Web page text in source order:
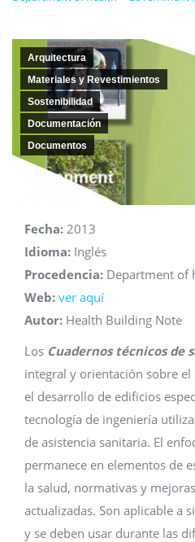
Arquitectura
Materiales y Revestimientos
Sostenibilidad
Documentación
Documentos
Fecha: 2013
Idioma: Inglés
Procedencia: Department of
Web: ver aquí
Autor: Health Building Note
Los Cuadernos técnicos de
integral y orientación sobre
el desarrollo de edificios
tecnología de ingeniería
de asistencia sanitaria. El
permanece en elementos de
la salud, normativas y
actualizadas. Son aplicable a
y se deben usar durante las